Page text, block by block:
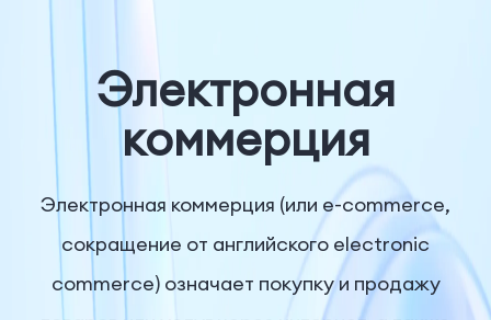
Ресурсы
Цены
Компания
Электронная
коммерция
Электронная коммерция (или e-commerce,
сокращение от английского electronic
commerce) означает покупку и продажу